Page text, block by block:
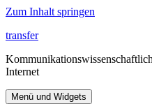
Zum Inhalt springen
transfer
Internet
Menü und Widgets